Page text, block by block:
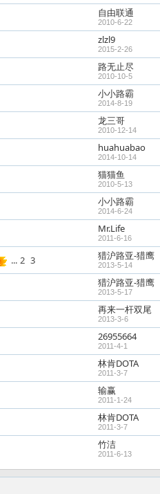
自由联通
2010-6-22
zlzl9
2015-2-26
路无止尽
2010-10-5
小小路霸
2014-8-19
龙三哥
2010-12-14
huahuabao
2014-10-14
猫猫鱼
2010-5-13
小小路霸
2014-6-24
Mr.Life
2011-6-16
... 2 3 猎沪路亚-猎鹰
2013-5-14
猎沪路亚-猎鹰
2013-5-17
再来一杆双尾
2013-3-6
26955664
2011-4-1
林肯DOTA
2011-3-7
输赢
2011-1-24
林肯DOTA
2011-3-7
竹洁
2011-6-13